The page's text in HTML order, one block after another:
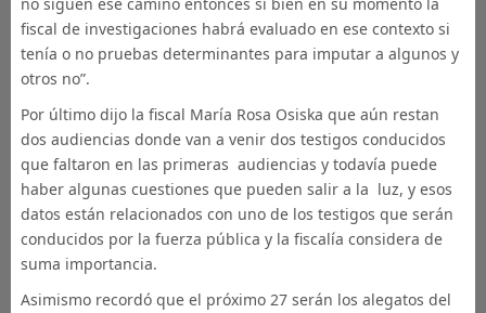
fiscal de investigaciones habrá evaluado en ese contexto si
tenía o no pruebas determinantes para imputar a algunos y
otros no”.
Por último dijo la fiscal María Rosa Osiska que aún restan
dos audiencias donde van a venir dos testigos conducidos
que faltaron en las primeras audiencias y todavía puede
haber algunas cuestiones que pueden salir a la luz, y esos
datos están relacionados con uno de los testigos que serán
conducidos por la fuerza pública y la fiscalía considera de
suma importancia.
Asimismo recordó que el próximo 27 serán los alegatos del